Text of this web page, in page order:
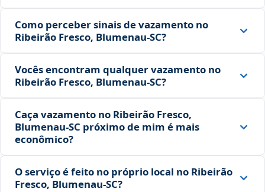
Como perceber sinais de vazamento no
Ribeirão Fresco, Blumenau‑SC?
Vocês encontram qualquer vazamento no
Ribeirão Fresco, Blumenau‑SC?
Caça vazamento no Ribeirão Fresco,
Blumenau‑SC próximo de mim é mais
econômico?
O serviço é feito no próprio local no Ribeirão
Fresco, Blumenau‑SC?